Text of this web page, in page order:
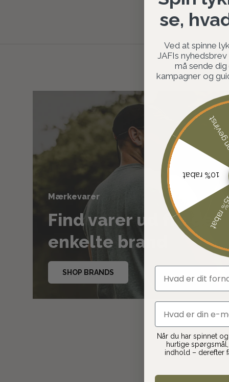
Mærkevarer
Find varer ud fra det
enkelte brand
SHOP BRANDS
se,
Ved at spinne
JAFIs
må sende
kampagner og
15%
10% rabat
fornavn
email
Når du har spinnet
hurtige
indhold – derefter